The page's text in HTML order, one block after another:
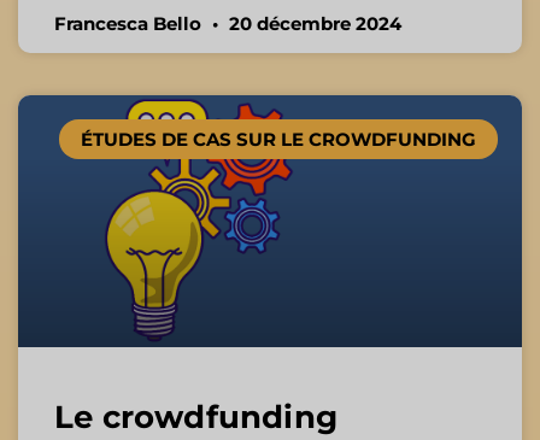
Francesca Bello 20 décembre 2024
ÉTUDES DE CAS SUR LE CROWDFUNDING
Le crowdfunding